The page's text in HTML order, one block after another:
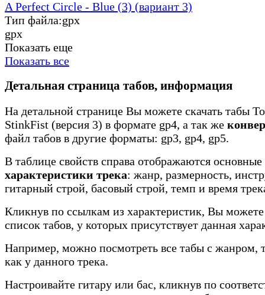
A Perfect Circle - Blue (3) (вариант 3)
Тип файла:gpx
gpx
Показать еще
Показать все
Детальная страница табов, информация
На детальной странице Вы можете скачать табы
StinkFist (версия 3) в формате gp4, а так же
файл табов в другие форматы: gp3, gp4, gp5.
В таблице свойств справа отображаются основные
характеристики трека: жанр, размерность,
гитарный строй, басовый строй, темп и время
Кликнув по ссылкам из характеристик, Вы
список табов, у которых присутствует данная
Например, можно посмотреть все табы с жанром,
как у данного трека.
Настроивайте гитару или бас, кликнув по